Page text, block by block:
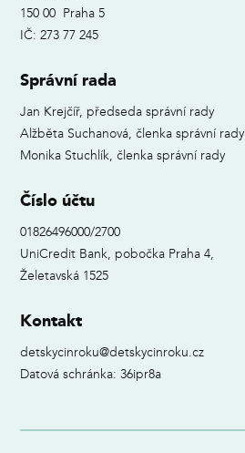
150 00 Praha 5
IČ: 273 77 245
Správní rada
Jan Krejčíř, předseda správní rady
Alžběta Suchanová, členka správní rady
Monika Stuchlík, členka správní rady
Číslo účtu
01826496000/2700
UniCredit Bank, pobočka Praha 4,
Želetavská 1525
Kontakt
detskycinroku@detskycinroku.cz
Datová schránka: 36ipr8a